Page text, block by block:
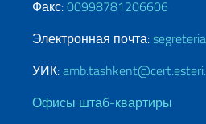
Факс:00998781206606
Электронная почта:
УИК:
Офисы штаб-квартиры